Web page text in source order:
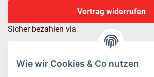
Wie wir Cookies & Co nutzen
Vertrag widerrufen
Sicher bezahlen via: